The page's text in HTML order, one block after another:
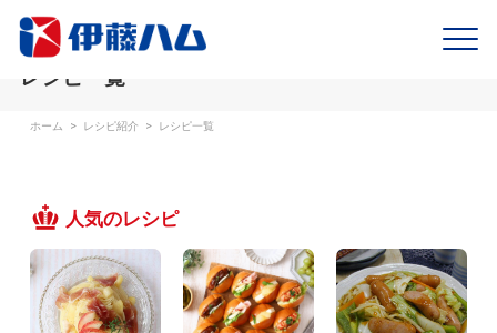
レシピ一覧
ホーム > レシピ紹介 > レシピ一覧
人気のレシピ